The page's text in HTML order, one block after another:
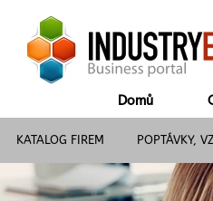
Domů
KATALOG FIREM POPTÁVKY,